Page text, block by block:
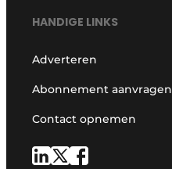
HANDIGE LINKS
Adverteren
Abonnement aanvragen
Contact opnemen